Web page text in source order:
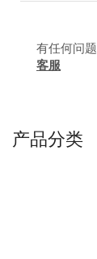
有任何问题
客服
产品分类